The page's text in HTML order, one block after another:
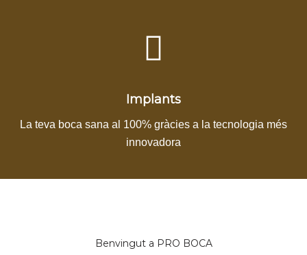
Implants
La teva boca sana al 100% gràcies a la tecnologia més
innovadora
Benvingut a PRO BOCA